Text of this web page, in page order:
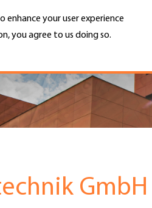
enhance your user experience
you agree to us doing so.
GmbH